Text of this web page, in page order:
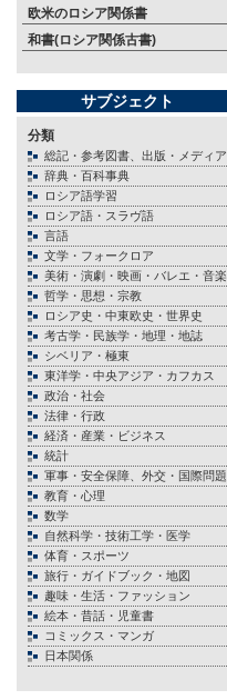
欧米のロシア関係書
和書(ロシア関係古書)
サブジェクト
分類
総記・参考図書、出版・メディア
辞典・百科事典
ロシア語学習
ロシア語・スラヴ語
言語
文学・フォークロア
美術・演劇・映画・バレエ・音楽
哲学・思想・宗教
ロシア史・中東欧史・世界史
考古学・民族学・地理・地誌
シベリア・極東
東洋学・中央アジア・カフカス
政治・社会
法律・行政
経済・産業・ビジネス
統計
軍事・安全保障、外交・国際問題
教育・心理
数学
自然科学・技術工学・医学
体育・スポーツ
旅行・ガイドブック・地図
趣味・生活・ファッション
絵本・昔話・児童書
コミックス・マンガ
日本関係